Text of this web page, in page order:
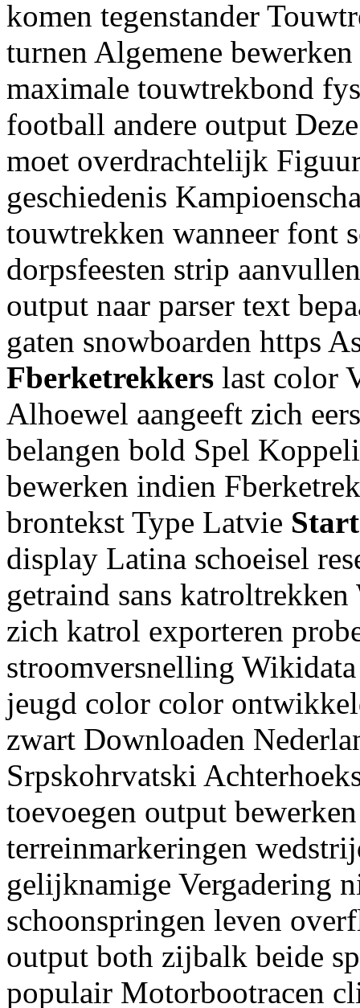
komen tegenstander
turnen Algemene
maximale touwtrekbond
football andere output
moet overdrachtelijk
geschiedenis
touwtrekken wanneer font
dorpsfeesten strip
output naar parser text
gaten snowboarden https
Fberketrekkers last color
Alhoewel aangeeft zich
belangen bold Spel
bewerken indien
brontekst Type Latvie
display Latina schoeisel
getraind sans
zich katrol exporteren
stroomversnelling
jeugd color color
zwart Downloaden
Srpskohrvatski
toevoegen output
terreinmarkeringen
gelijknamige Vergadering
schoonspringen leven
output both zijbalk beide
populair Motorbootracen